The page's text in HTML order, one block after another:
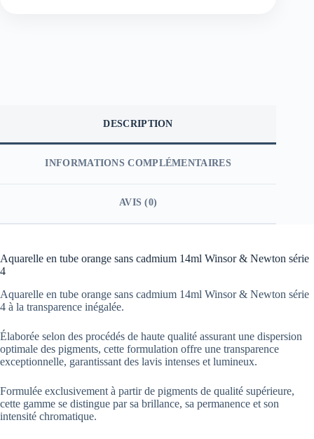
DESCRIPTION
INFORMATIONS COMPLÉMENTAIRES
AVIS (0)
Aquarelle en tube orange sans cadmium 14ml Winsor & Newton série
4
Aquarelle en tube orange sans cadmium 14ml Winsor & Newton série
4 à la transparence inégalée.
Élaborée selon des procédés de haute qualité assurant une dispersion
optimale des pigments, cette formulation offre une transparence
exceptionnelle, garantissant des lavis intenses et lumineux.
Formulée exclusivement à partir de pigments de qualité supérieure,
cette gamme se distingue par sa brillance, sa permanence et son
intensité chromatique.